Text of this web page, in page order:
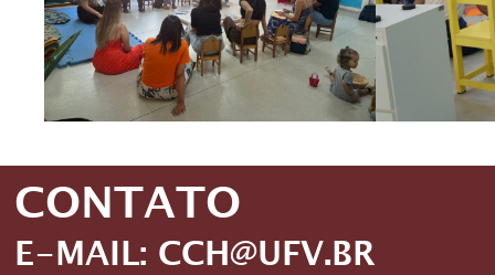
CONTATO
E-MAIL: CCH@UFV.BR